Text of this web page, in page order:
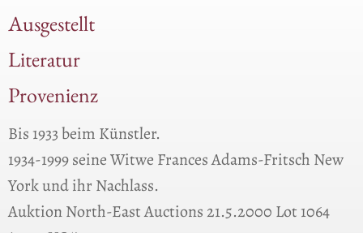
Ausgestellt
Literatur
Provenienz
Bis 1933 beim Künstler.
1934-1999 seine Witwe Frances Adams-Fritsch New
York und ihr Nachlass.
Auktion North-East Auctions 21.5.2000 Lot 1064